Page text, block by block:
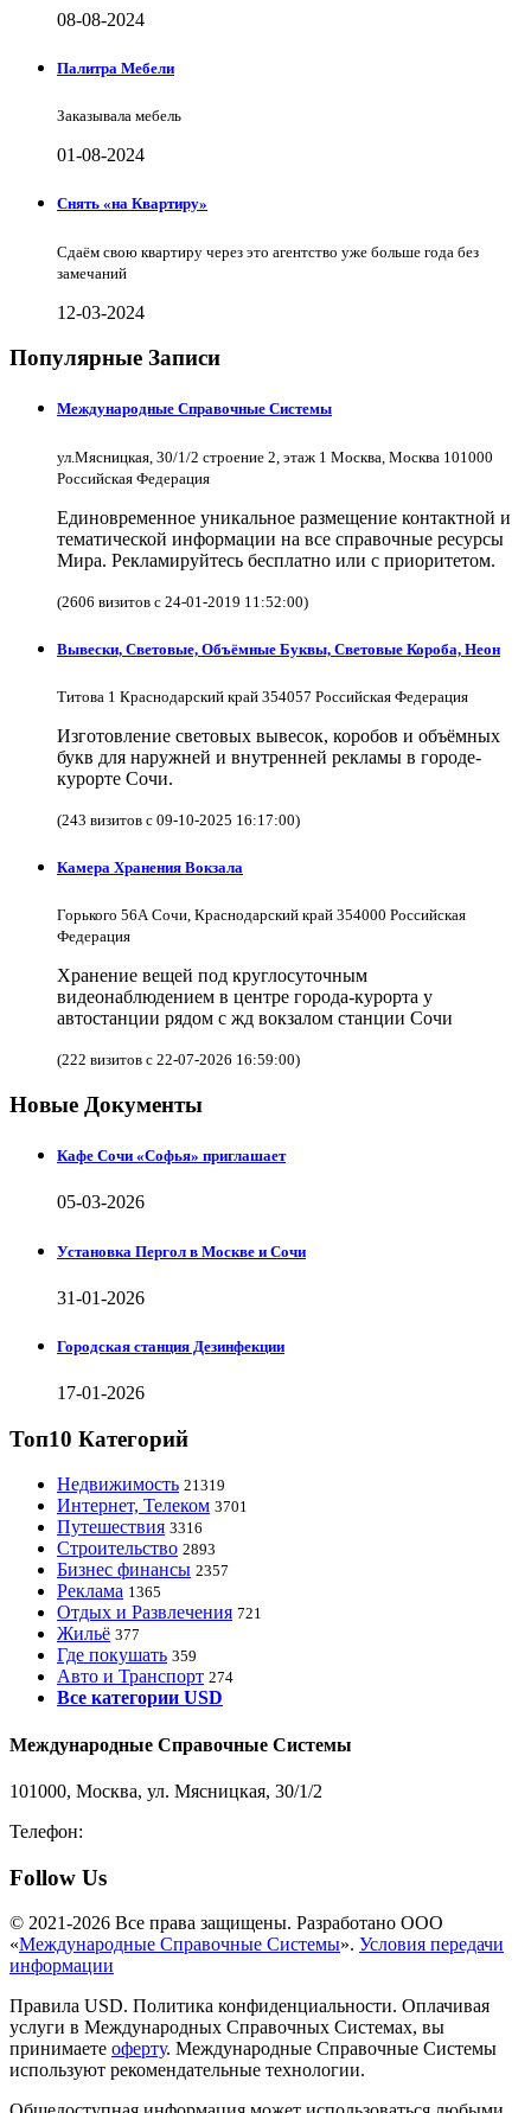
08-08-2024
Палитра Мебели
Заказывала мебель
01-08-2024
Снять «на Квартиру»
Сдаём свою квартиру через это агентство уже больше года без
замечаний
12-03-2024
Популярные Записи
Международные Справочные Системы
ул.Мясницкая, 30/1/2 строение 2, этаж 1 Москва, Москва 101000
Российская Федерация
Единовременное уникальное размещение контактной и
тематической информации на все справочные ресурсы
Мира. Рекламируйтесь бесплатно или с приоритетом.
(2606 визитов с 24-01-2019 11:52:00)
Вывески, Световые, Объёмные Буквы, Световые Короба, Неон
Титова 1 Краснодарский край 354057 Российская Федерация
Изготовление световых вывесок, коробов и объёмных
букв для наружней и внутренней рекламы в городе-
курорте Сочи.
(243 визитов с 09-10-2025 16:17:00)
Камера Хранения Вокзала
Горького 56А Сочи, Краснодарский край 354000 Российская
Федерация
Хранение вещей под круглосуточным
видеонаблюдением в центре города-курорта у
автостанции рядом с жд вокзалом станции Сочи
(222 визитов с 22-07-2026 16:59:00)
Новые Документы
Кафе Сочи «Софья» приглашает
05-03-2026
Установка Пергол в Москве и Сочи
31-01-2026
Городская станция Дезинфекции
17-01-2026
Топ10 Категорий
Недвижимость 21319
Интернет, Телеком 3701
Путешествия 3316
Строительство 2893
Бизнес финансы 2357
Реклама 1365
Отдых и Развлечения 721
Жильё 377
Где покушать 359
Авто и Транспорт 274
Все категории USD
Международные Справочные Системы
101000, Москва, ул. Мясницкая, 30/1/2
Телефон:
Follow Us
© 2021-2026 Все права защищены. Разработано ООО
«Международные Справочные Системы». Условия передачи
информации
Правила USD. Политика конфиденциальности. Оплачивая
услуги в Международных Справочных Системах, вы
принимаете оферту. Международные Справочные Системы
используют рекомендательные технологии.